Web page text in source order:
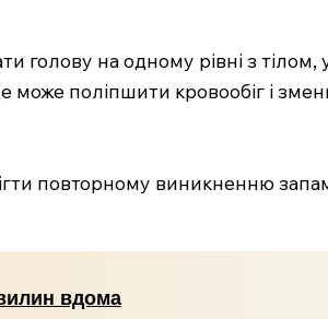
голову на одному рівні з тілом,
може поліпшити кровообіг і
повторному виникненню
вдома